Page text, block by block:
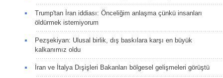
Trump'tan İran iddiası: Önceliğim anlaşma çünkü insanları
öldürmek istemiyorum
Pezşekiyan: Ulusal birlik, dış baskılara karşı en büyük
kalkanımız oldu
İran ve İtalya Dışişleri Bakanları bölgesel gelişmeleri görüştü